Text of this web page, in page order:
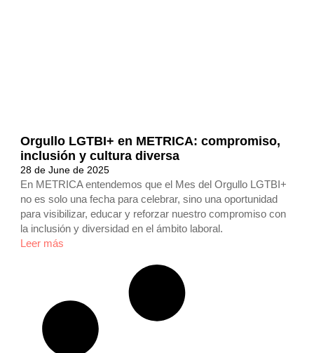
Orgullo LGTBI+ en METRICA: compromiso,
inclusión y cultura diversa
28 de June de 2025
En METRICA entendemos que el Mes del Orgullo LGTBI+
no es solo una fecha para celebrar, sino una oportunidad
para visibilizar, educar y reforzar nuestro compromiso con
la inclusión y diversidad en el ámbito laboral.
Leer más